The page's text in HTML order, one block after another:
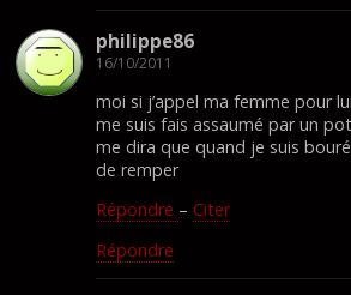
philippe86
16/10/2011
moi si j’appel ma femme pour
me suis fais assaumé par un
me dira que quand je suis
de remper
Répondre – Citer
Répondre